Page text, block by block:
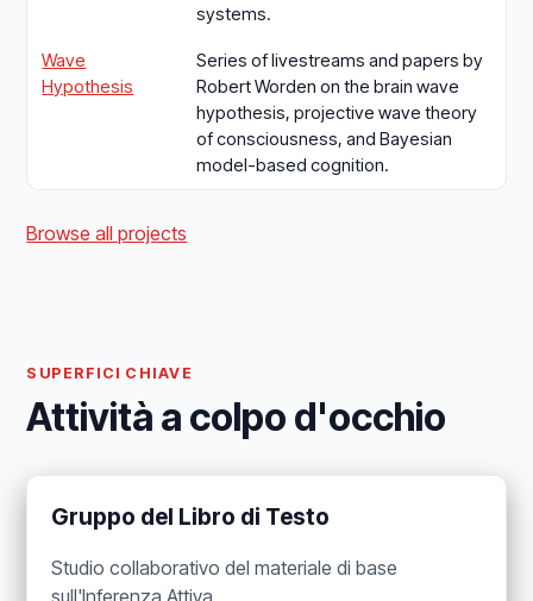
systems.
Wave
Hypothesis
Series of livestreams and papers by
Robert Worden on the brain wave
hypothesis, projective wave theory
of consciousness, and Bayesian
model-based cognition.
Browse all projects
SUPERFICI CHIAVE
Attività a colpo d'occhio
Gruppo del Libro di Testo
Studio collaborativo del materiale di base
sull'Inferenza Attiva.